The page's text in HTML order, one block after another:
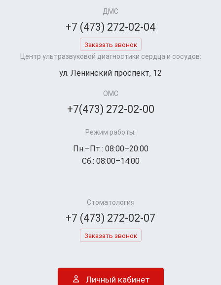
ДМС
+7 (473) 272-02-04
Заказать звонок
Центр ультразвуковой диагностики сердца и сосудов:
ул. Ленинский проспект, 12
ОМС
+7(473) 272-02-00
Режим работы:
Пн.–Пт.: 08:00–20:00
Сб.: 08:00–14:00
Стоматология
+7 (473) 272-02-07
Заказать звонок
Личный кабинет